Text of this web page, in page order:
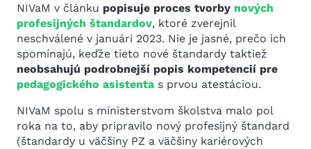
NIVaM v článku popisuje proces tvorby nových
profesijných štandardov, ktoré zverejnil
neschválené v januári 2023. Nie je jasné, prečo ich
spomínajú, keďže tieto nové štandardy taktiež
neobsahujú podrobnejší popis kompetencií pre
pedagogického asistenta s prvou atestáciou.
NIVaM spolu s ministerstvom školstva malo pol
roka na to, aby pripravilo nový profesijný štandard
(štandardy u väčšiny PZ a väčšiny kariérových